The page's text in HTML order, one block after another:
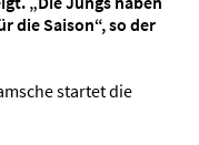
die Saison“, so der
startet die